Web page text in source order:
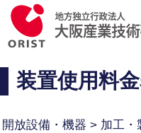
装置使用料
開放設備・機器 > 加工・